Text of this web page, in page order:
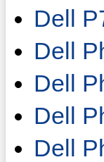
Dell
Dell
Dell
Dell
Dell